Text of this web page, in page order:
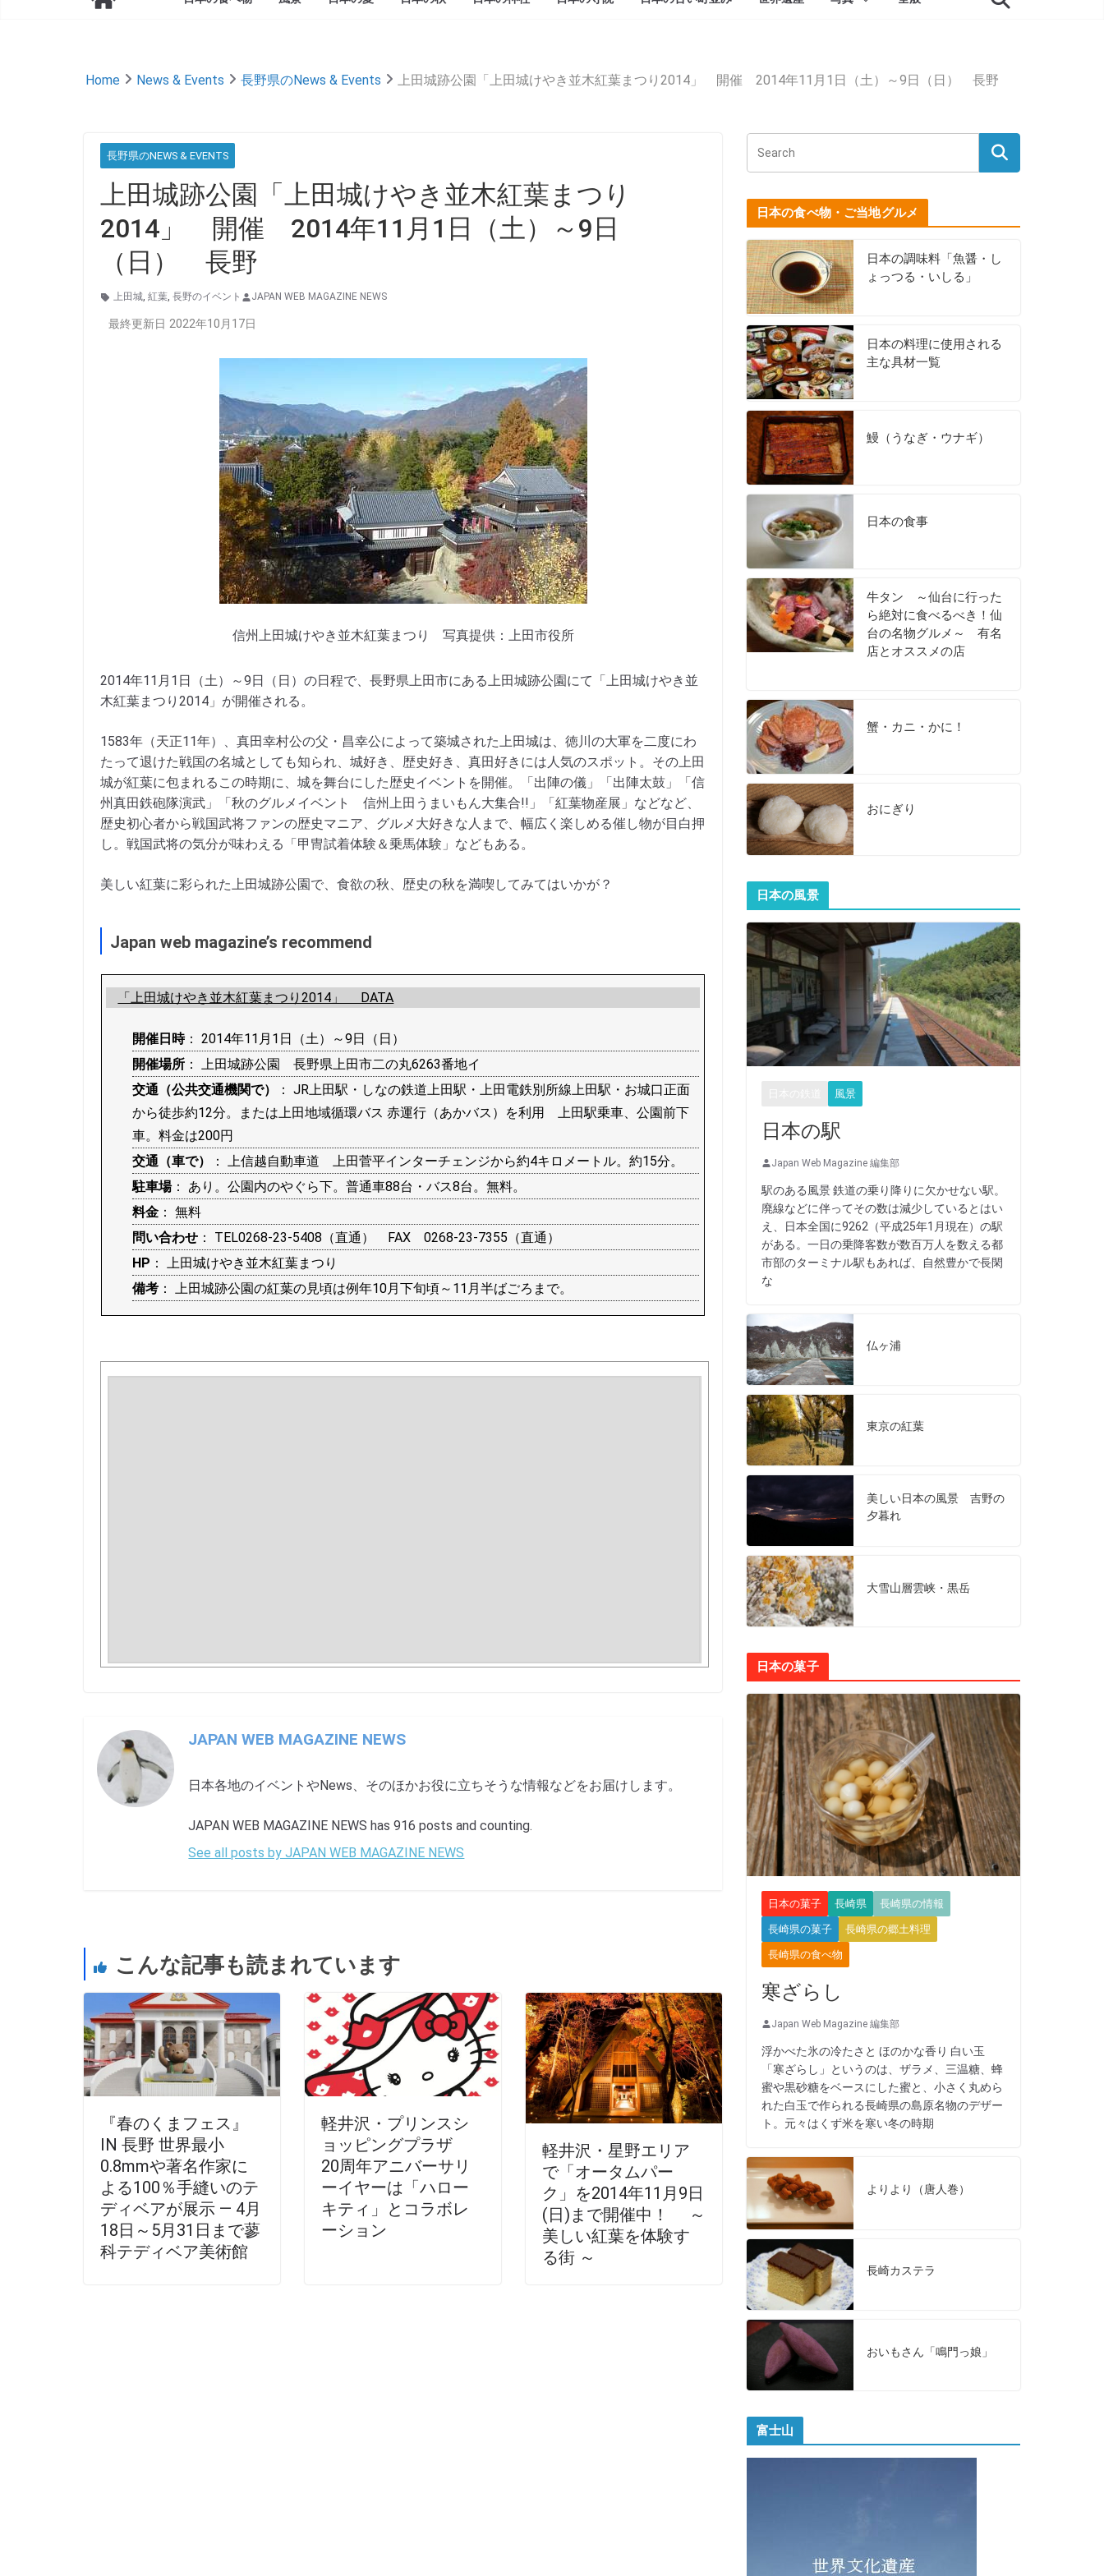
Home News & Events 長野県のNews & Events 上田城跡公園「上田城けやき並木紅葉まつり2014」 開催 2014年11月1日（土）～9日（日） 長野
長野県のNEWS & EVENTS
上田城跡公園「上田城けやき並木紅葉まつり
2014」 開催 2014年11月1日（土）～9日
（日） 長野
上田城, 紅葉, 長野のイベント JAPAN WEB MAGAZINE NEWS
最終更新日 2022年10月17日
信州上田城けやき並木紅葉まつり 写真提供：上田市役所
2014年11月1日（土）～9日（日）の日程で、長野県上田市にある上田城跡公園にて「上田城けやき並
木紅葉まつり2014」が開催される。
1583年（天正11年）、真田幸村公の父・昌幸公によって築城された上田城は、徳川の大軍を二度にわ
たって退けた戦国の名城としても知られ、城好き、歴史好き、真田好きには人気のスポット。その上田
城が紅葉に包まれるこの時期に、城を舞台にした歴史イベントを開催。「出陣の儀」「出陣太鼓」「信
州真田鉄砲隊演武」「秋のグルメイベント 信州上田うまいもん大集合!!」「紅葉物産展」などなど、
歴史初心者から戦国武将ファンの歴史マニア、グルメ大好きな人まで、幅広く楽しめる催し物が目白押
し。戦国武将の気分が味わえる「甲冑試着体験＆乗馬体験」などもある。
美しい紅葉に彩られた上田城跡公園で、食欲の秋、歴史の秋を満喫してみてはいかが？
Japan web magazine’s recommend
「上田城けやき並木紅葉まつり2014」 DATA
開催日時： 2014年11月1日（土）～9日（日）
開催場所 ： 上田城跡公園 長野県上田市二の丸6263番地イ
交通（公共交通機関で）
： JR上田駅・しなの鉄道上田駅・上田電鉄別所線上田駅・お城口正面
から徒歩約12分。または上田地域循環バス 赤運行（あかバス） を利用 上田駅乗車、公園前下
車。料金は200円
交通（車で）
： 上信越自動車道 上田菅平インターチェンジから約4キロメートル。約15分。
駐車場： あり。公園内のやぐら下。普通車88台・バス8台。無料。
料金 ： 無料
問い合わせ ： TEL0268-23-5408（直通） FAX 0268-23-7355（直通）
HP ：上田城けやき並木紅葉まつり
備考 ： 上田城跡公園の紅葉の見頃は例年10月下旬頃～11月半ばごろまで。
JAPAN WEB MAGAZINE NEWS
日本各地のイベントやNews、そのほかお役に立ちそうな情報などをお届けします。
JAPAN WEB MAGAZINE NEWS has 916 posts and counting.
See all posts by JAPAN WEB MAGAZINE NEWS
こんな記事も読まれています
『春のくまフェス』
IN 長野 世界最小
0.8mmや著名作家に
よる100％手縫いのテ
ディベアが展示 ― 4月
18日～5月31日まで蓼
科テディベア美術館
軽井沢・プリンスシ
ョッピングプラザ
20周年アニバーサリ
ーイヤーは「ハロー
キティ」とコラボレ
ーション
軽井沢・星野エリア
で「オータムパー
ク」を2014年11月9日
(日)まで開催中！ ～
美しい紅葉を体験す
る街 ～
日本の食べ物・ご当地グルメ
日本の調味料「魚醤・し
ょっつる・いしる」
日本の料理に使用される
主な具材一覧
鰻（うなぎ・ウナギ）
日本の食事
牛タン ～仙台に行った
ら絶対に食べるべき！仙
台の名物グルメ～ 有名
店とオススメの店
蟹・カニ・かに！
おにぎり
日本の風景
風景
日本の駅
Japan Web Magazine 編集部
駅のある風景 鉄道の乗り降りに欠かせない駅。
廃線などに伴ってその数は減少しているとはい
え、日本全国に9262（平成25年1月現在）の駅
がある。一日の乗降客数が数百万人を数える都
市部のターミナル駅もあれば、自然豊かで長閑
な
仏ヶ浦
東京の紅葉
美しい日本の風景 吉野の
夕暮れ
大雪山層雲峡・黒岳
日本の菓子
日本の菓子 長崎県 長崎県の情報
長崎県の菓子 長崎県の郷土料理
長崎県の食べ物
寒ざらし
Japan Web Magazine 編集部
浮かべた氷の冷たさと ほのかな香り 白い玉
「寒ざらし」というのは、ザラメ、三温糖、蜂
蜜や黒砂糖をベースにした蜜と、小さく丸めら
れた白玉で作られる長崎県の島原名物のデザー
ト。元々はくず米を寒い冬の時期
よりより（唐人巻）
長崎カステラ
おいもさん「鳴門っ娘」
富士山